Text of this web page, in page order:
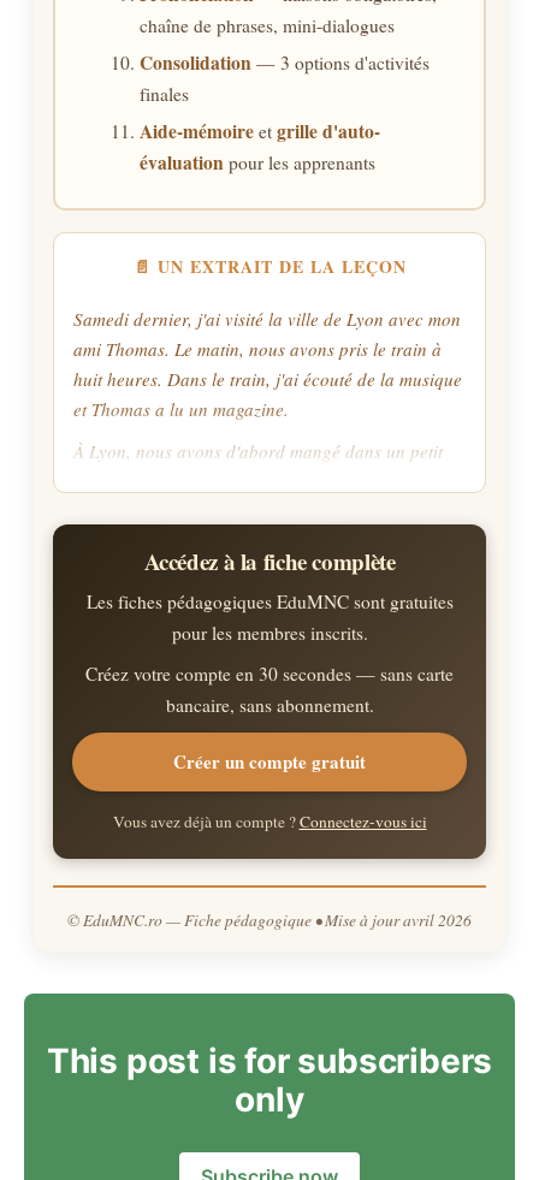
chaîne de phrases, mini-dialogues
Consolidation — 3 options d'activités
finales
Aide-mémoireet grille d'auto-
évaluation pour les apprenants
📄 UN EXTRAIT DE LA LEÇON
Samedi dernier, j'ai visité la ville de Lyon avec mon
ami Thomas. Le matin, nous avons pris le train à
huit heures. Dans le train, j'ai écouté de la musique
et Thomas a lu un magazine.
À Lyon, nous avons d'abord mangé dans un petit
Accédez à la fiche complète
Les fiches pédagogiques EduMNC sont gratuites
pour les membres inscrits.
Créez votre compte en 30 secondes — sans carte
bancaire, sans abonnement.
Créer un compte gratuit
Vous avez déjà un compte ?Connectez-vous ici
© EduMNC.ro — Fiche pédagogique • Mise à jour avril 2026
This post is for subscribers
only